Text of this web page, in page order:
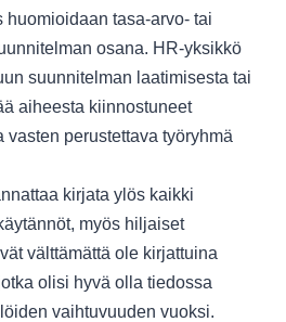
huomioidaan tasa-arvo- tai
osana. HR-yksikkö
suunnitelman laatimisesta tai
aiheesta kiinnostuneet
vasten perustettava työryhmä
kirjata ylös kaikki
myös hiljaiset
välttämättä ole kirjattuina
olisi hyvä olla tiedossa
vaihtuvuuden vuoksi.